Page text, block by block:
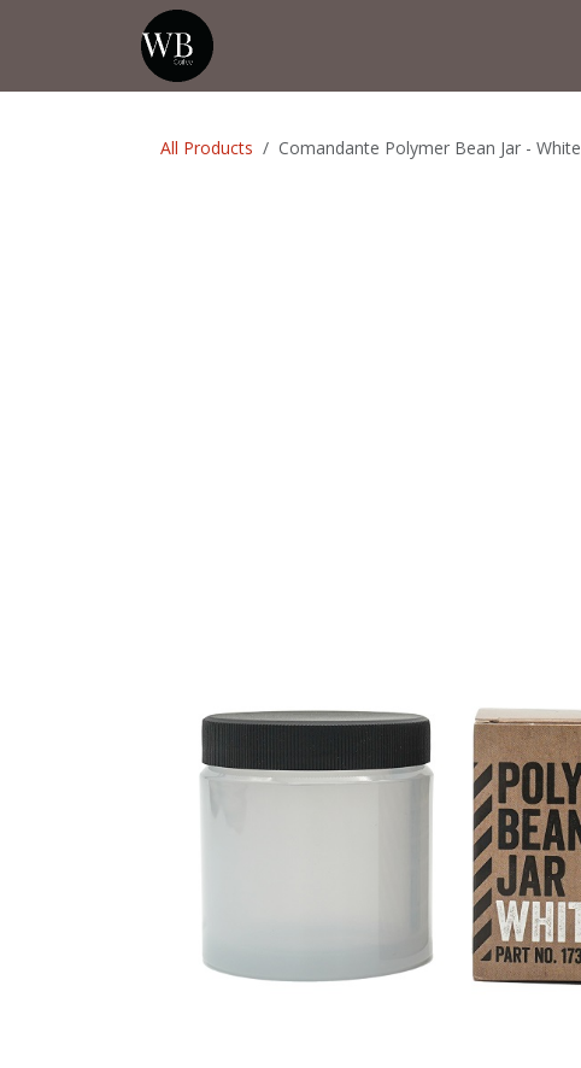
All Products Comandante Polymer Bean Jar - White